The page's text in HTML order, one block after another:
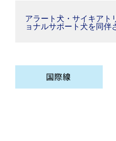
アラート犬・サイキアト
ョナルサポート犬を同伴